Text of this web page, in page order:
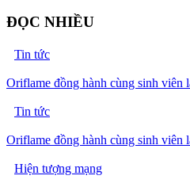
ĐỌC NHIỀU
Tin tức
Oriflame đồng hành cùng sinh viên
Tin tức
Oriflame đồng hành cùng sinh viên
Hiện tượng mạng